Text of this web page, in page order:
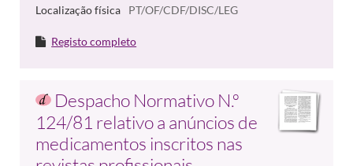
Localização física
PT/OF/CDF/DISC/LEG
Registo completo
Despacho Normativo N.º
124/81 relativo a anúncios de
medicamentos inscritos nas